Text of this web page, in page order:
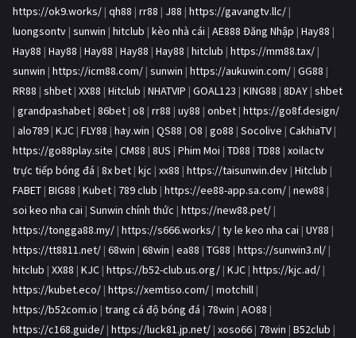
https://ok9.works/ | qh88 | rr88 | J88 | https://gavangtv.llc/ |
luongsontv | sunwin | hitclub | kèo nhà cái | AE888 Đăng Nhập | Hay88 |
Hay88 | Hay88 | Hay88 | Hay88 | Hay88 | hitclub | https://mm88.tax/ |
sunwin | https://icm88.com/ | sunwin | https://aukuwin.com/ | GG88 |
RR88 | shbet | XX88 | Hitclub | NHATVIP | GOAL123 | KING88 | 8DAY | shbet
| grandpashabet | 86bet | o8 | rr88 | uy88 | onbet | https://go8f.design/
| alo789 | KJC | FLY88 | hay.win | QS88 | O8 | go88 | Socolive | CakhiaTV |
https://go88play.site | CM88 | 8US | Phim Moi | TD88 | TD88 | xoilactv
trực tiếp bóng đá | 8x bet | kjc | xx88 | https://taisunwin.dev | Hitclub |
FABET | BIG88 | Kubet | 789 club | https://ee88-app.sa.com/ | new88 |
soi keo nha cai | Sunwin chính thức | https://new88.pet/ |
https://tongga88.my/ | https://s666.works/ | ty le keo nha cai | UY88 |
https://tt8811.net/ | 68win | 68win | ea88 | TG88 | https://sunwin3.nl/ |
hitclub | XX88 | KJC | https://b52-club.us.org/ | KJC | https://kjc.ad/ |
https://kubet.eco/ | https://xemtiso.com/ | motchill |
https://b52com.io | trang cá độ bóng đá | 78win | AO88 |
https://c168.guide/ | https://luck81.jp.net/ | xoso66 | 78win | B52club |